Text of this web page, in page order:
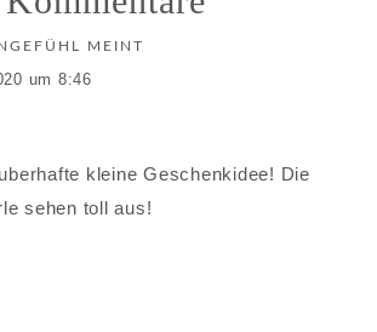
MEINT
um 8:46
kleine Geschenkidee! Die
sehen toll aus!